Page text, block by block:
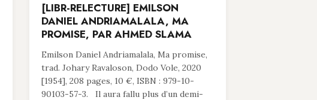
[LIBR-RELECTURE] EMILSON
DANIEL ANDRIAMALALA, MA
PROMISE, PAR AHMED SLAMA
Emilson Daniel Andriamalala, Ma promise,
trad. Johary Ravaloson, Dodo Vole, 2020
[1954], 208 pages, 10 €, ISBN : 979-10-
90103-57-3. Il aura fallu plus d’un demi-